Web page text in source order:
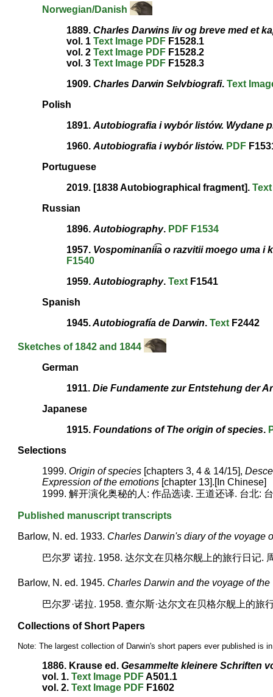
Norwegian/Danish
1889.Charles Darwins liv og breve med et
vol. 1Text Image PDF F1528.1
vol. 2Text Image PDF F1528.2
vol. 3Text Image PDF F1528.3
1909.Charles Darwin Selvbiografi.Text
Polish
1891.Autobiografia i wybór listów. Wydane
1960.Autobiografia i wybór listów. PDF
Portuguese
2019. [1838 Autobiographical fragment].Text
Russian
1896.Autobiography. PDF F1534
1957. Vospominanii͡a o razvitii moego uma i
F1540
1959.Autobiography.Text F1541
Spanish
1945.Autobiografía de Darwin.Text F2442
Sketches of 1842 and 1844
German
1911.Die Fundamente zur Entstehung der
Japanese
1915.Foundations of The origin of species.
Selections
1999.Origin of species [chapters 3, 4 & 14/15],
Expression of the emotions [chapter 13].[In Chinese]
1999. 解开演化奥秘的人: 作品选读. 王道还译. 台北:
Published manuscript transcripts
Barlow, N. ed. 1933. Charles Darwin's diary of the voyage
巴尔罗 诺拉. 1958. 达尔文在贝格尔舰上的旅行日记.
Barlow, N. ed. 1945. Charles Darwin and the voyage of the
巴尔罗·诺拉. 1958. 查尔斯·达尔文在贝格尔舰上的
Collections of Short Papers
Note: The largest collection of Darwin's short papers ever published is
1886. Krause ed. Gesammelte kleinere Schriften
vol. 1.Text Image PDFA501.1
vol. 2.Text Image PDF F1602